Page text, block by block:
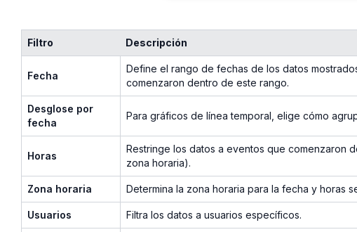
Filtro Descripción
Fecha
Define el rango de fechas de los datos
comenzaron dentro de este rango.
Desglose por
fecha
Para gráficos de línea temporal, elige cómo
Horas
Restringe los datos a eventos que comenzaron
zona horaria).
Zona horaria Determina la zona horaria para la fecha y horas
Usuarios Filtra los datos a usuarios específicos.